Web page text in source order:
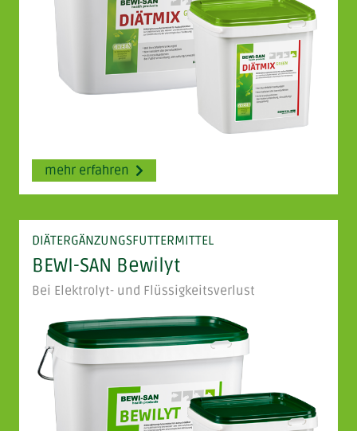
mehr erfahren
DIÄTERGÄNZUNGSFUTTERMITTEL
BEWI-SAN Bewilyt
Bei Elektrolyt- und Flüssigkeitsverlust